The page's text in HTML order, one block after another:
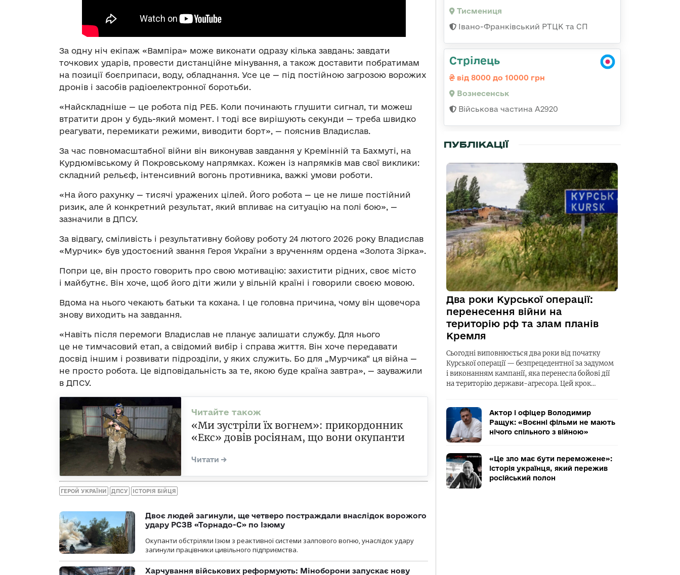
За одну ніч екіпаж «Вампіра» може виконати одразу кілька завдань: завдати
точкових ударів, провести дистанційне мінування, а також доставити побратимам
на позиції боєприпаси, воду, обладнання. Усе це — під постійною загрозою ворожих
дронів і засобів радіоелектронної боротьби.
«Найскладніше — це робота під РЕБ. Коли починають глушити сигнал, ти можеш
втратити дрон у будь-який момент. І тоді все вирішують секунди — треба швидко
реагувати, перемикати режими, виводити борт», — пояснив Владислав.
За час повномасштабної війни він виконував завдання у Кремінній та Бахмуті, на
Курдюмівському й Покровському напрямках. Кожен із напрямків мав свої виклики:
складний рельєф, інтенсивний вогонь противника, важкі умови роботи.
«На його рахунку — тисячі уражених цілей. Його робота — це не лише постійний
ризик, але й конкретний результат, який впливає на ситуацію на полі бою», —
зазначили в ДПСУ.
За відвагу, сміливість і результативну бойову роботу 24 лютого 2026 року Владислав
«Мурчик» був удостоєний звання Героя України з врученням ордена «Золота Зірка».
Попри це, він просто говорить про свою мотивацію: захистити рідних, своє місто
і майбутнє. Він хоче, щоб його діти жили у вільній країні і говорили своєю мовою.
Вдома на нього чекають батьки та кохана. І це головна причина, чому він щовечора
знову виходить на завдання.
«Навіть після перемоги Владислав не планує залишати службу. Для нього
це не тимчасовий етап, а свідомий вибір і справа життя. Він хоче передавати
досвід іншим і розвивати підрозділи, у яких служить. Бо для „Мурчика“ ця війна —
не просто робота. Це відповідальність за те, якою буде країна завтра», — зауважили
в ДПСУ.
«Ми зустріли їх вогнем»: прикордонник
«Екс» довів росіянам, що вони окупанти
ГЕРОЙ УКРАЇНИ ДПСУ ІСТОРІЯ БІЙЦЯ
Двоє людей загинули, ще четверо постраждали внаслідок ворожого
удару РСЗВ «Торнадо-С» по Ізюму
Окупанти обстріляли Ізюм з реактивної системи залпового вогню, унаслідок удару
загинули працівники цивільного підприємства.
Харчування військових реформують: Міноборони запускає нову
Тисмениця
Івано-Франківський РТЦК та СП
Стрілець
від 8000 до 10000 грн
Вознесенськ
Військова частина А2920
ПУБЛІКАЦІЇ
Два роки Курської операції:
перенесення війни на
територію рф та злам планів
Кремля
Сьогодні виповнюється два роки від початку
Курської операції — безпрецедентної за задумом
і виконанням кампанії, яка перенесла бойові дії
на територію держави-агресора. Цей крок…
Актор і офіцер Володимир
Ращук: «Воєнні фільми не мають
нічого спільного з війною»
«Це зло має бути переможене»:
історія українця, який пережив
російський полон